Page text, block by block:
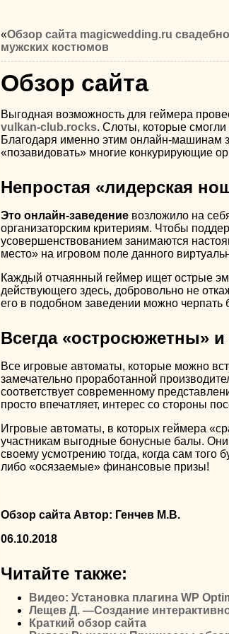
«Обзор сайта magicwedding.ru
мужских костюмов
Обзор сайта
Выгодная возможность для геймера
vulkan-club.rocks. Слоты, которые смогли
Благодаря именно этим онлайн-машинам
«позавидовать» многие конкурирующие
Непростая «лидерская
Это онлайн-заведениевозложило на
организаторским критериям. Чтобы
усовершенствованием занимаются
место» на игровом поле данного
Каждый отчаянный геймер ищет острые
действующего здесь, добровольно не
его в подобном заведении можно черпать
Всегда «остросюжетны»
Все игровые автоматы, которые можно
замечательно проработанной
соответствует современному
просто впечатляет, интерес со стороны
Игровые автоматы, в которых геймера
участникам выгодные бонусные балы. Они
своему усмотрению тогда, когда сам того
либо «осязаемые» финансовые призы!
Обзор сайта Автор: Генчев М.В.
06.10.2018
Читайте также:
Видео: Установка плагина WP
Лещев Д. —Создание
Краткий обзор сайта